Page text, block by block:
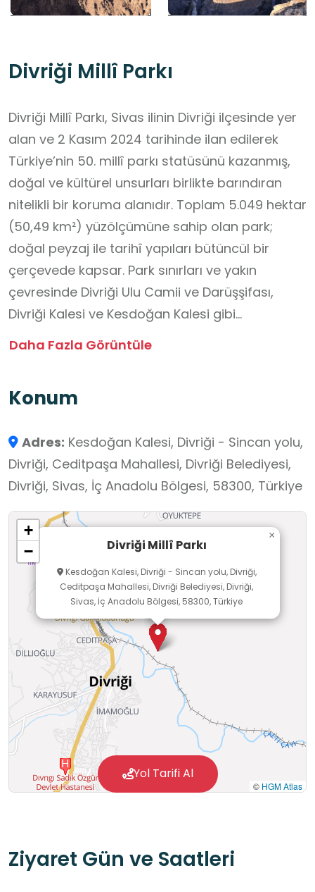
Divriği Millî Parkı
Divriği Millî Parkı, Sivas ilinin Divriği ilçesinde yer
alan ve 2 Kasım 2024 tarihinde ilan edilerek
Türkiye’nin 50. millî parkı statüsünü kazanmış,
doğal ve kültürel unsurları birlikte barındıran
nitelikli bir koruma alanıdır. Toplam 5.049 hektar
(50,49 km²) yüzölçümüne sahip olan park;
doğal peyzaj ile tarihî yapıları bütüncül bir
çerçevede kapsar. Park sınırları ve yakın
çevresinde Divriği Ulu Camii ve Darüşşifası,
Divriği Kalesi ve Kesdoğan Kalesi gibi
Anadolu’nun erken dönem Türk–İslam tarihine
Çayı, çay boyunca uzanan yürüyüş patikaları,
oluşturmaktadır. Divriği Millî Parkı; doğa, tarih ve
kültür unsurlarının aynı mekânda
gözlemlenebildiği yapısıyla, disiplinler arası
yaklaşımla planlanabilecek saha çalışmaları
için uygun, kapsamlı ve bütüncül bir ders dışı
öğrenme ortamı niteliği taşımaktadır.
Daha Fazla Görüntüle
Konum
Adres: Kesdoğan Kalesi, Divriği - Sincan yolu,
Divriği, Ceditpaşa Mahallesi, Divriği Belediyesi,
Divriği, Sivas, İç Anadolu Bölgesi, 58300, Türkiye
Divriği Millî Parkı
Kesdoğan Kalesi, Divriği - Sincan yolu, Divriği,
Ceditpaşa Mahallesi, Divriği Belediyesi, Divriği,
Sivas, İç Anadolu Bölgesi, 58300, Türkiye
×
+
−
© HGM Atlas
Yol Tarifi Al
Ziyaret Gün ve Saatleri